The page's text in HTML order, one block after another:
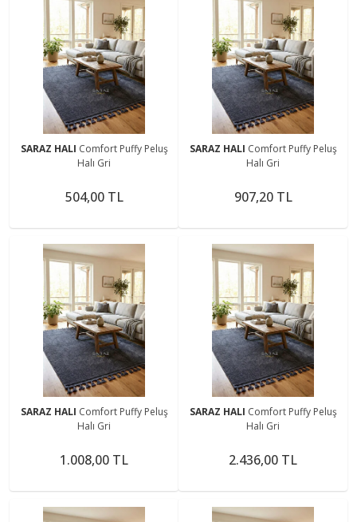
SARAZ HALI Comfort Puffy Peluş
Halı Gri
504,00 TL
SARAZ HALI Comfort Puffy Peluş
Halı Gri
907,20 TL
SARAZ HALI Comfort Puffy Peluş
Halı Gri
1.008,00 TL
SARAZ HALI Comfort Puffy Peluş
Halı Gri
2.436,00 TL